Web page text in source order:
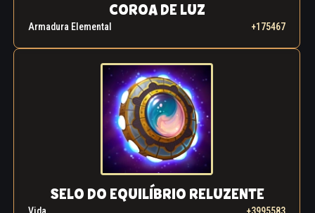
COROA DE LUZ
Armadura Elemental +175467
SELO DO EQUILÍBRIO RELUZENTE